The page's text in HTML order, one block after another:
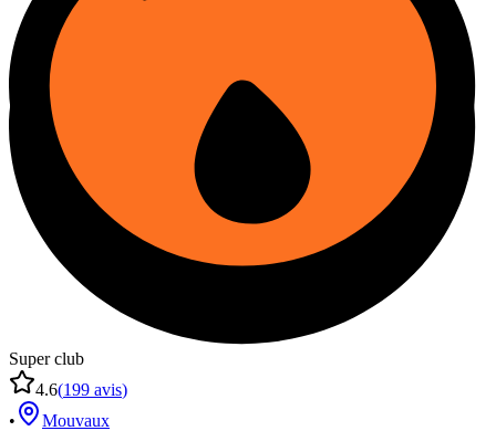
Super club
4.6(199 avis)
•
Mouvaux